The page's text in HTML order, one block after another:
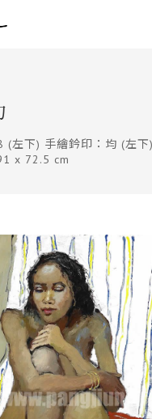
(左下) 手繪鈐印：均 (左下)
x 72.5 cm